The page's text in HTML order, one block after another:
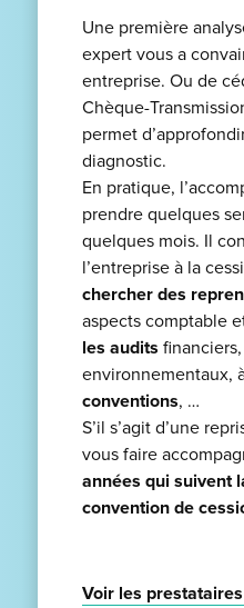
Une première
expert vous a
entreprise. Ou de
Chèque-
permet
diagnostic.
En pratique,
prendre quelques
quelques mois. Il
l’entreprise à la
chercher des
aspects comptable
les audits
environnementaux,
conventions, …
S’il s’agit d’une
vous faire
années qui suivent
convention de
Voir les